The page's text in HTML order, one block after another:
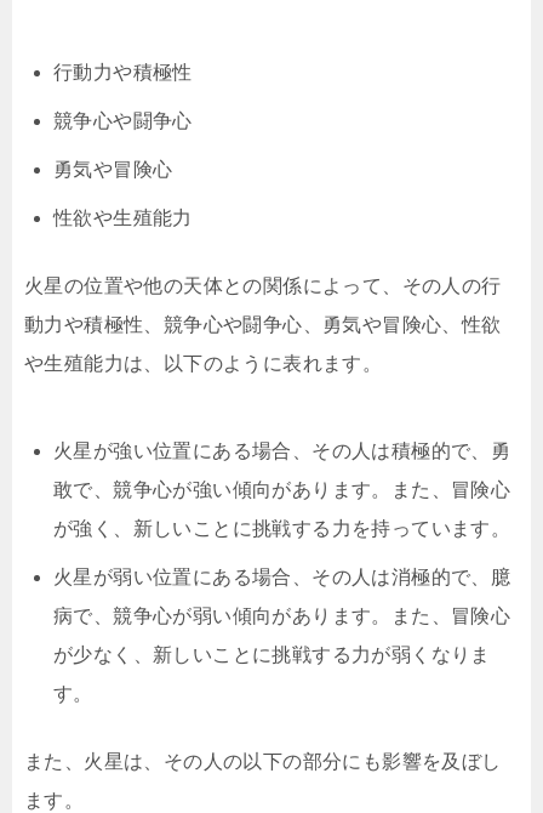
行動力や積極性
競争心や闘争心
勇気や冒険心
性欲や生殖能力
火星の位置や他の天体との関係によって、その人の行
動力や積極性、競争心や闘争心、勇気や冒険心、性欲
や生殖能力は、以下のように表れます。
火星が強い位置にある場合、その人は積極的で、勇
敢で、競争心が強い傾向があります。また、冒険心
が強く、新しいことに挑戦する力を持っています。
火星が弱い位置にある場合、その人は消極的で、臆
病で、競争心が弱い傾向があります。また、冒険心
が少なく、新しいことに挑戦する力が弱くなりま
す。
また、火星は、その人の以下の部分にも影響を及ぼし
ます。